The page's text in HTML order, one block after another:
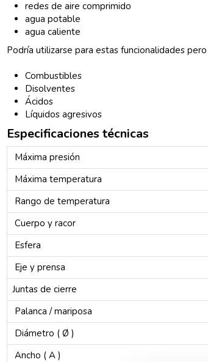
redes de aire comprimido
agua potable
agua caliente
Podría utilizarse para estas funcionalidades
Combustibles
Disolventes
Ácidos
Líquidos agresivos
Especificaciones técnicas
Máxima presión
Máxima temperatura
Rango de temperatura
Cuerpo y racor
Esfera
Eje y prensa
Juntas de cierre
Palanca / mariposa
Diámetro ( Ø )
Ancho ( A )